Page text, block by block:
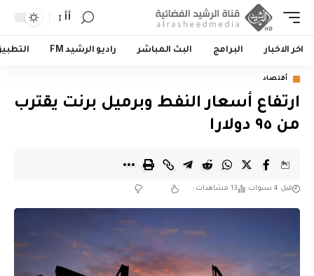
أأ
اخر الاخبار البرامج البث المباشر راديو الرشيد FM
أقتصاد
ارتفاع أسعار النفط وبرميل برنت يقترب
من ٩٥ دولارا
قبل 4 سنوات 13 مشاهدات